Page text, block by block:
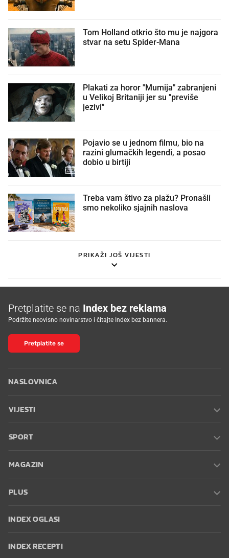
Tom Holland otkrio što mu je najgora
stvar na setu Spider-Mana
Plakati za horor "Mumija" zabranjeni
u Velikoj Britaniji jer su "previše
jezivi"
Pojavio se u jednom filmu, bio na
razini glumačkih legendi, a posao
dobio u birtiji
Treba vam štivo za plažu? Pronašli
smo nekoliko sjajnih naslova
PRIKAŽI JOŠ VIJESTI
Pretplatite se na Index bez reklama
Podržite neovisno novinarstvo i čitajte Index bez bannera.
Pretplatite se
NASLOVNICA
VIJESTI
SPORT
MAGAZIN
PLUS
INDEX OGLASI
INDEX RECEPTI